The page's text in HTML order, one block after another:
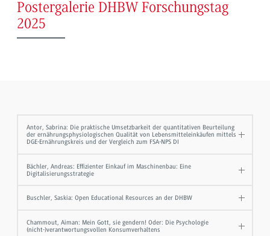
Postergalerie DHBW Forschungstag
2025
Antor, Sabrina: Die praktische Umsetzbarkeit der quantitativen Beurteilung
der ernährungsphysiologischen Qualität von Lebensmitteleinkäufen mittels
DGE-Ernährungskreis und der Vergleich zum FSA-NPS DI
Bächler, Andreas: Effizienter Einkauf im Maschinenbau: Eine
Digitalisierungsstrategie
Buschler, Saskia: Open Educational Resources an der DHBW
Chammout, Aiman: Mein Gott, sie gendern! Oder: Die Psychologie
(nicht-)verantwortungsvollen Konsumverhaltens